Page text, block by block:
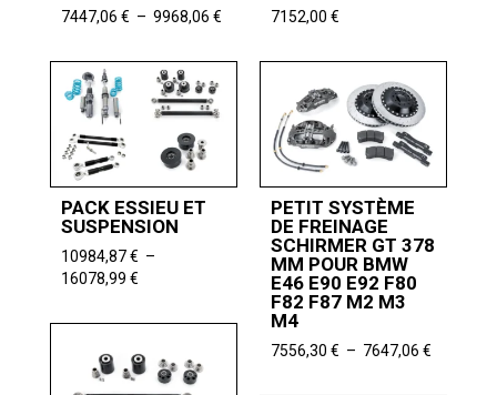
7447,06 € – 9968,06 €Plage
prix :
9968,06 €
7152,00 €
PACK ESSIEU ET
SUSPENSION
10984,87€ –
16078,99 €Plage
prix :
à
16078,99 €
PETIT SYSTÈME
DE FREINAGE
SCHIRMER GT 378
MM POUR BMW
E46 E90 E92 F80
F82 F87 M2 M3
M4
7556,30 € – 7647,06 €Plage